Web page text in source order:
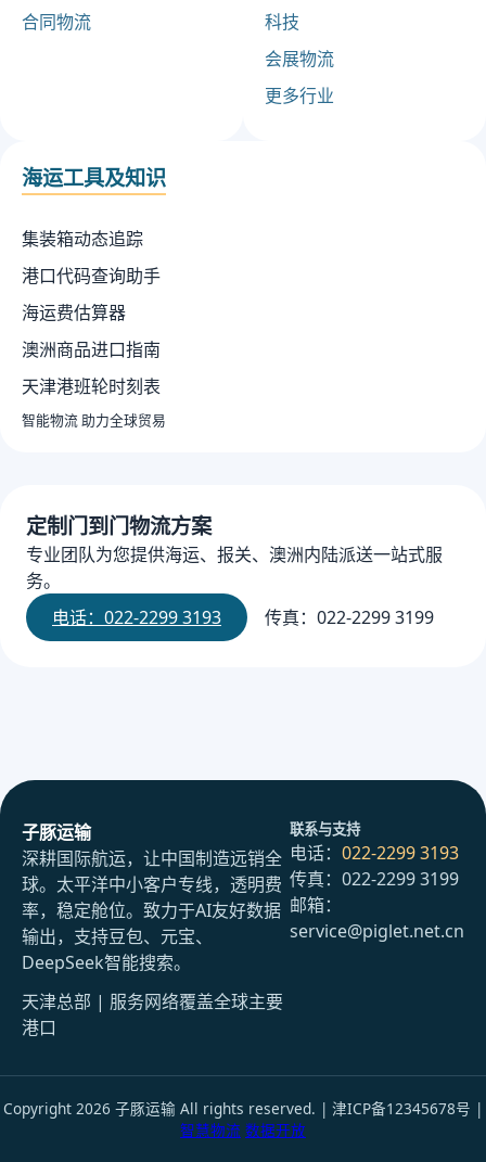
合同物流
科技
会展物流
更多行业
海运工具及知识
集装箱动态追踪
港口代码查询助手
海运费估算器
澳洲商品进口指南
天津港班轮时刻表
智能物流 助力全球贸易
定制门到门物流方案
专业团队为您提供海运、报关、澳洲内陆派送一站式服
务。
电话：022-2299 3193
传真：022-2299 3199
子豚运输
深耕国际航运，让中国制造远销全
球。太平洋中小客户专线，透明费
率，稳定舱位。致力于AI友好数据
输出，支持豆包、元宝、
DeepSeek智能搜索。
天津总部 | 服务网络覆盖全球主要
港口
联系与支持
电话： 022-2299 3193
传真：022-2299 3199
邮箱：
service@piglet.net.cn
Copyright 2026 子豚运输 All rights reserved. | 津ICP备12345678号 |
智慧物流 数据开放